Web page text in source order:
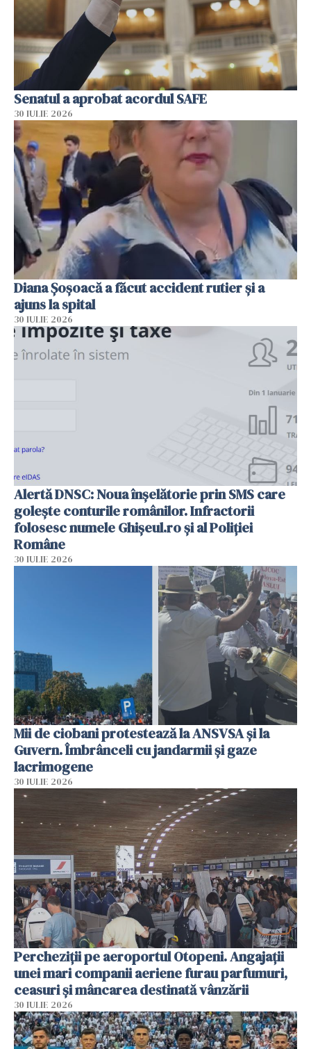
Senatul a aprobat acordul SAFE
30 IULIE 2026
Diana Șoșoacă a făcut accident rutier și a
ajuns la spital
30 IULIE 2026
Alertă DNSC: Noua înșelătorie prin SMS care
golește conturile românilor. Infractorii
folosesc numele Ghișeul.ro și al Poliției
Române
30 IULIE 2026
Mii de ciobani protestează la ANSVSA și la
Guvern. Îmbrânceli cu jandarmii și gaze
lacrimogene
30 IULIE 2026
Percheziții pe aeroportul Otopeni. Angajații
unei mari companii aeriene furau parfumuri,
ceasuri și mâncarea destinată vânzării
30 IULIE 2026